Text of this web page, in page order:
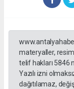
materyaller,
telif hakları 5846
Yazılı izni
dağıtılamaz,